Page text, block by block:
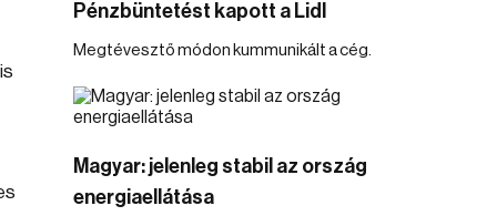
Pénzbüntetést kapott a Lidl
Megtévesztő módon kummunikált a cég.
Magyar: jelenleg stabil az ország
energiaellátása